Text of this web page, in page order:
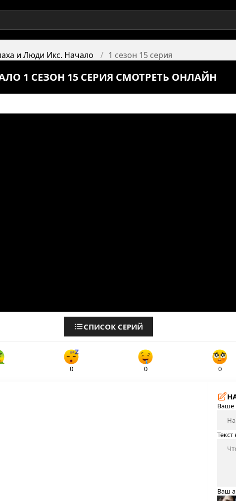
и Люди Икс. Начало 1 сезон 15 серия
1 СЕЗОН 15 СЕРИЯ СМОТРЕТЬ ОНЛАЙН
СПИСОК СЕРИЙ
0 0 0
Ваше
Ваш